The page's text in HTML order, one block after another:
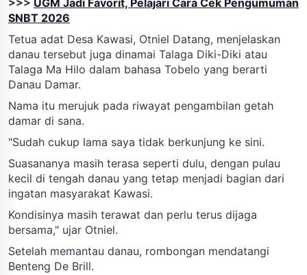
SNBT 2026
Tetua adat Desa Kawasi, Otniel Datang, menjelaskan
danau tersebut juga dinamai Talaga Diki-Diki atau
Talaga Ma Hilo dalam bahasa Tobelo yang berarti
Danau Damar.
Nama itu merujuk pada riwayat pengambilan getah
damar di sana.
"Sudah cukup lama saya tidak berkunjung ke sini.
Suasananya masih terasa seperti dulu, dengan pulau
kecil di tengah danau yang tetap menjadi bagian dari
ingatan masyarakat Kawasi.
Kondisinya masih terawat dan perlu terus dijaga
bersama," ujar Otniel.
Setelah memantau danau, rombongan mendatangi
Benteng De Brill.